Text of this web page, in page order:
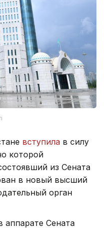
вступила в силу
которой
из Сената
в новый высший
орган
аппарате Сената